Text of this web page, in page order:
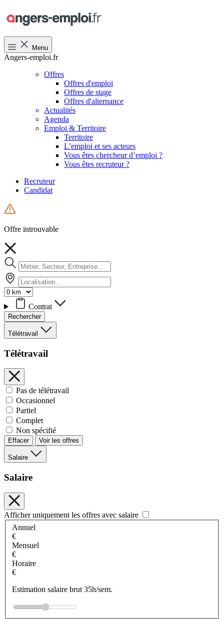
Menu
Angers-emploi.fr
Offres
Offres d'emploi
Offres de stage
Offres d'alternance
Actualités
Agenda
Emploi & Territoire
Territoire
L’emploi et ses acteurs
Vous êtes chercheur d’emploi ?
Vous êtes recruteur ?
Recruteur
Candidat
Offre introuvable
Contrat
Rechercher
Télétravail
Télétravail
Pas de télétravail
Occasionnel
Partiel
Complet
Non spécifié
Effacer Voir les offres
Salaire
Salaire
Afficher uniquement les offres avec salaire
Annuel
€
Mensuel
€
Horaire
€
Estimation salaire brut 35h/sem.